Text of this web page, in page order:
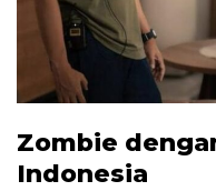
Zombie
Indonesia